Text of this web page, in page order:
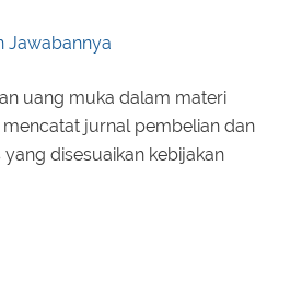
Jawabannya
uang muka dalam materi
jurnal pembelian dan
disesuaikan kebijakan